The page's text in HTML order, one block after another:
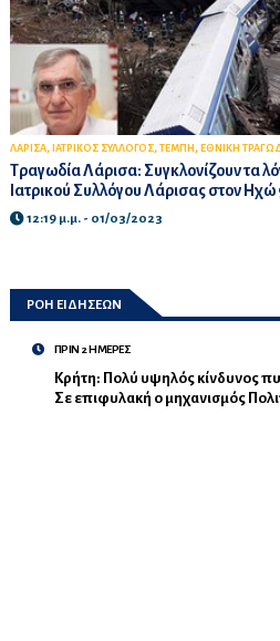
ΛΑΡΙΣΑ, ΙΑΤΡΙΚΟΣ ΣΥΛΛΟΓΟΣ, ΤΕΜΠΗ , ΕΘΝΙΚΗ
Τραγωδία Λάρισα: Συγκλονίζουν τα
Ιατρικού Συλλόγου Λάρισας στον
12:19 μ.μ. - 01/03/2023
ΡΟΗ ΕΙΔΗΣΕΩΝ
ΠΡΙΝ 2 ΗΜΕΡΕΣ
Κρήτη: Πολύ υψηλός κίνδυνος
Σε επιφυλακή ο μηχανισμός